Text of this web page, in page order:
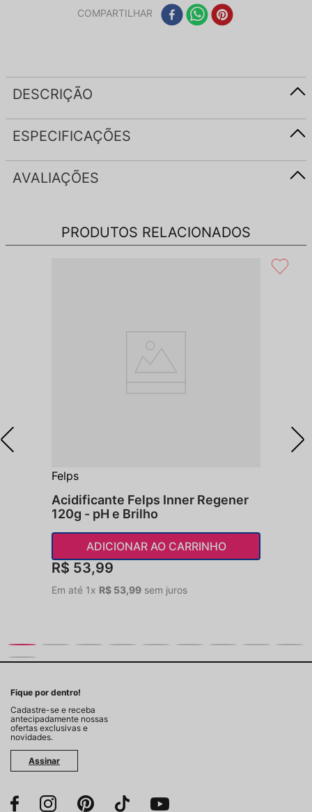
COMPARTILHAR
DESCRIÇÃO
ESPECIFICAÇÕES
AVALIAÇÕES
PRODUTOS RELACIONADOS
Felps
Acidificante Felps Inner Regener
120g - pH e Brilho
ADICIONAR AO CARRINHO
R$ 53,99
Em até 1x R$ 53,99 sem juros
Fique por dentro!
Cadastre-se e receba
antecipadamente nossas
ofertas exclusivas e
novidades.
Assinar